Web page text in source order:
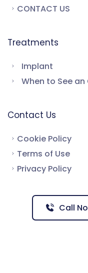
CONTACT US
Treatments
Implant
When to See
Contact Us
Cookie Policy
Terms of Use
Privacy Policy
Call